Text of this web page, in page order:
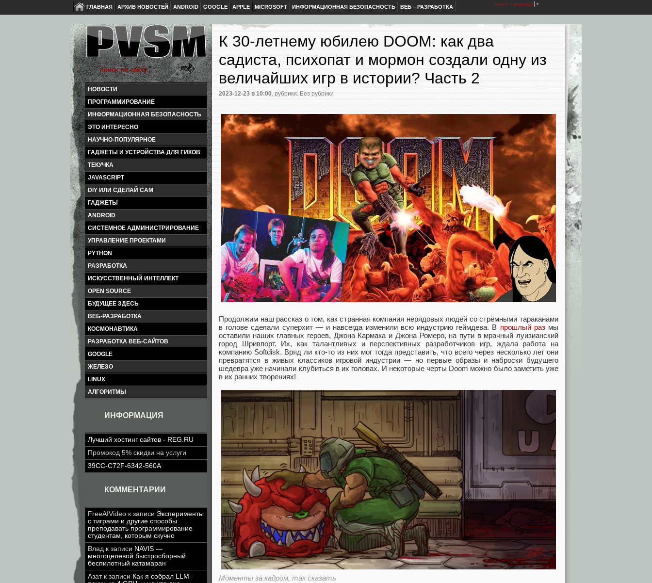
ГЛАВНАЯ АРХИВ НОВОСТЕЙ ANDROID GOOGLE APPLE MICROSOFT ИНФОРМАЦИОННАЯ БЕЗОПАСНОСТЬ ВЕБ – РАЗРАБОТКА Select Language ▼
НОВОСТИ
ПРОГРАММИРОВАНИЕ
ИНФОРМАЦИОННАЯ БЕЗОПАСНОСТЬ
ЭТО ИНТЕРЕСНО
НАУЧНО-ПОПУЛЯРНОЕ
ГАДЖЕТЫ И УСТРОЙСТВА ДЛЯ ГИКОВ
ТЕКУЧКА
JAVASCRIPT
DIY ИЛИ СДЕЛАЙ САМ
ГАДЖЕТЫ
ANDROID
СИСТЕМНОЕ АДМИНИСТРИРОВАНИЕ
УПРАВЛЕНИЕ ПРОЕКТАМИ
PYTHON
РАЗРАБОТКА
ИСКУССТВЕННЫЙ ИНТЕЛЛЕКТ
OPEN SOURCE
БУДУЩЕЕ ЗДЕСЬ
ВЕБ-РАЗРАБОТКА
КОСМОНАВТИКА
РАЗРАБОТКА ВЕБ-САЙТОВ
GOOGLE
ЖЕЛЕЗО
LINUX
АЛГОРИТМЫ
ИНФОРМАЦИЯ
Лучший хостинг сайтов - REG.RU
Промокод 5% скидки на услуги
39CC-C72F-6342-560A
КОММЕНТАРИИ
FreeAIVideo к записи Эксперименты
с тиграми и другие способы
преподавать программирование
студентам, которым скучно
Влад к записи NAVIS —
многоцелевой быстросборный
беспилотный катамаран
Азатк записи Как я собрал LLM-
К 30-летнему юбилею DOOM: как два
садиста, психопат и мормон создали одну из
величайших игр в истории? Часть 2
2023-12-23 в 10:00, рубрики: Без рубрики
Продолжим наш рассказ о том, как странная компания нерядовых людей со стрёмными тараканами
в голове сделали суперхит — и навсегда изменили всю индустрию геймдева. В прошлый размы
оставили наших главных героев, Джона Кармака и Джона Ромеро, на пути в мрачный луизианский
город Шривпорт. Их, как талантливых и перспективных разработчиков игр, ждала работа на
компанию Softdisk. Вряд ли кто-то из них мог тогда представить, что всего через несколько лет они
превратятся в живых классиков игровой индустрии — но первые образы и наброски будущего
шедевра уже начинали клубиться в их головах. И некоторые черты Doom можно было заметить уже
в их ранних творениях!
Моменты за кадром, так сказать